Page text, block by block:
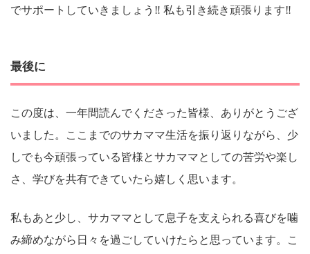
でサポートしていきましょう‼︎ 私も引き続き頑張ります‼︎
最後に
この度は、一年間読んでくださった皆様、ありがとうござ
いました。ここまでのサカママ生活を振り返りながら、少
しでも今頑張っている皆様とサカママとしての苦労や楽し
さ、学びを共有できていたら嬉しく思います。
私もあと少し、サカママとして息子を支えられる喜びを噛
み締めながら日々を過ごしていけたらと思っています。こ